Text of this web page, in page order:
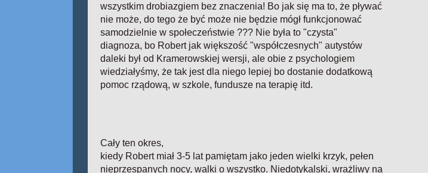
wszystkim drobiazgiem bez znaczenia! Bo jak się ma to, że pływać
nie może, do tego że być może nie będzie mógł funkcjonować
samodzielnie w społeczeństwie ??? Nie była to "czysta"
diagnoza, bo Robert jak większość "współczesnych" autystów
daleki był od Kramerowskiej wersji, ale obie z psychologiem
wiedziałyśmy, że tak jest dla niego lepiej bo dostanie dodatkową
pomoc rządową, w szkole, fundusze na terapię itd.
Cały ten okres,
kiedy Robert miał 3-5 lat pamiętam jako jeden wielki krzyk, pełen
nieprzespanych nocy, walki o wszystko. Niedotykalski, wrażliwy na